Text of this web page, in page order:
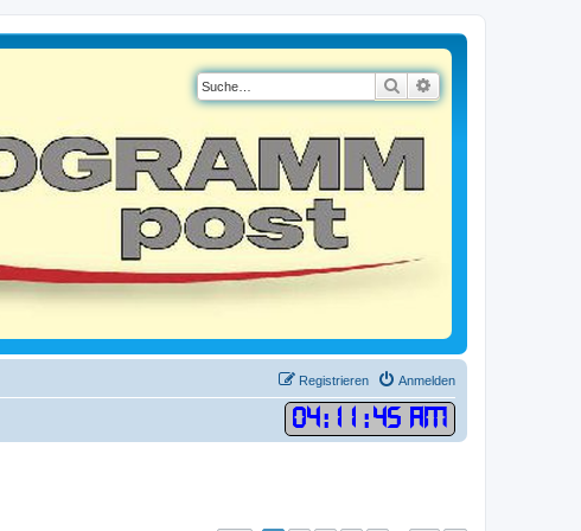
Suche
Anmelden
Registrieren
04: 11 :45 AM